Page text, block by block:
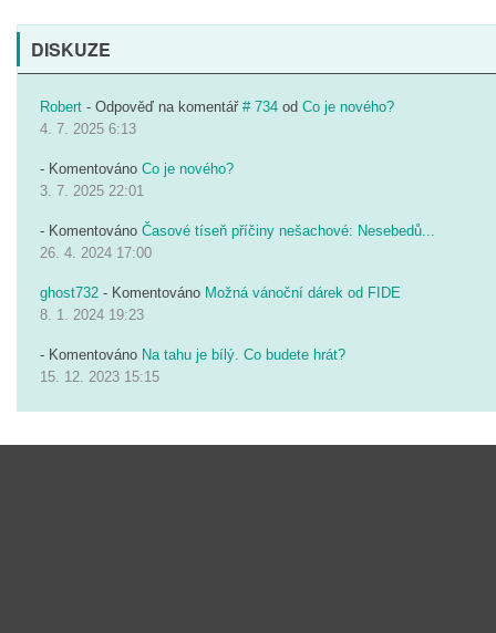
DISKUZE
Robert - Odpověď na komentář # 734 od Co je nového?
4. 7. 2025 6:13
- Komentováno Co je nového?
3. 7. 2025 22:01
- Komentováno Časové tíseň příčiny nešachové: Nesebedů...
26. 4. 2024 17:00
ghost732 - Komentováno Možná vánoční dárek od FIDE
8. 1. 2024 19:23
- Komentováno Na tahu je bílý. Co budete hrát?
15. 12. 2023 15:15